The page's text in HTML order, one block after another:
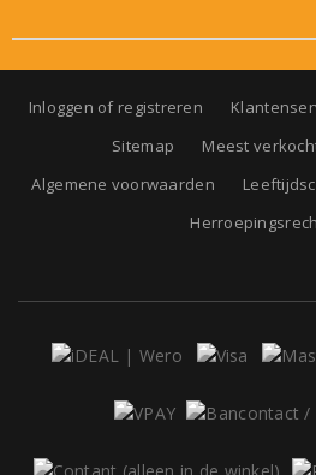
Inloggen of registreren
Sitemap
Meest
Algemene voorwaarden